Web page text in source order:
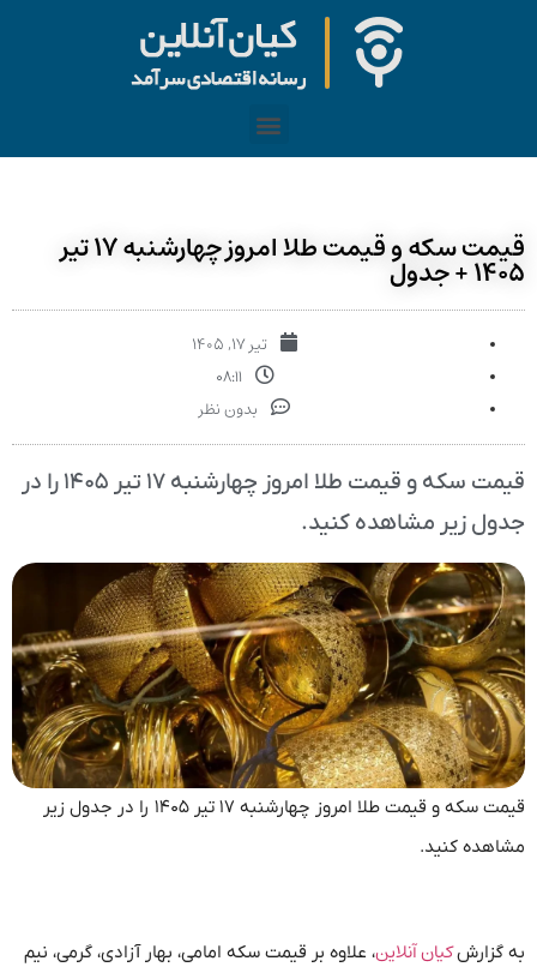
قیمت سکه و قیمت طلا امروز چهارشنبه ۱۷ تیر
۱۴۰۵ + جدول
تیر ۱۷, ۱۴۰۵
۰۸:۱۱
بدون نظر
قیمت سکه و قیمت طلا امروز چهارشنبه ۱۷ تیر ۱۴۰۵ را در
جدول زیر مشاهده کنید.
قیمت سکه و قیمت طلا امروز چهارشنبه ۱۷ تیر ۱۴۰۵ را در جدول زیر
مشاهده کنید.
به گزارشکیان آنلاین، علاوه بر قیمت سکه امامی، بهار آزادی، گرمی، نیم